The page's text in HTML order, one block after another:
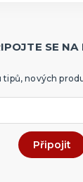
SE NA
tipů, nových